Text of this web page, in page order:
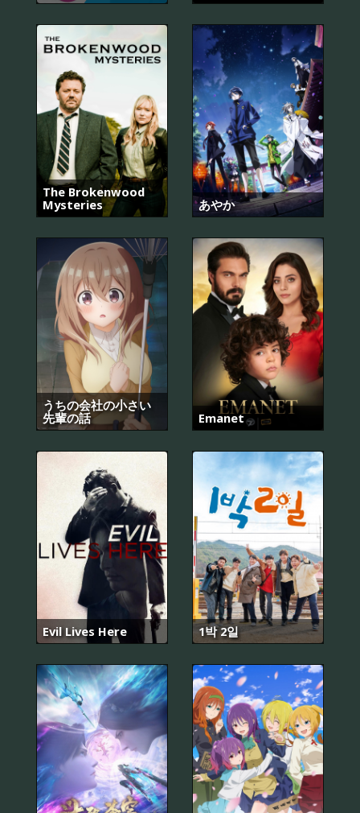
The Brokenwood
Mysteries
あやか
うちの会社の小さい
先輩の話
Emanet
Evil Lives Here 1박 2일